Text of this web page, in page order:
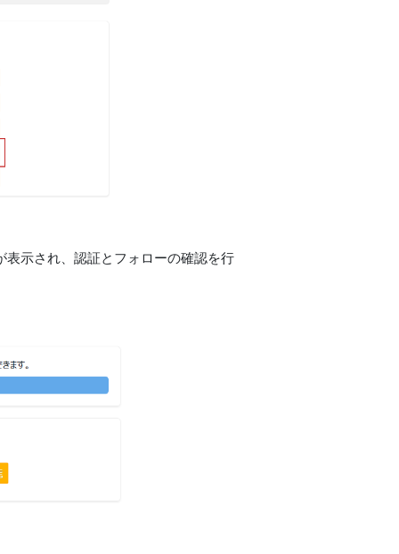
表示され、認証とフォローの確認を行